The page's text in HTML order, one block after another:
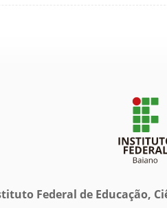
Federal de Educação,